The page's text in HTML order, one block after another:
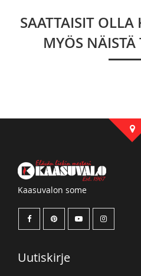
SAATTAISIT
MYÖS NÄISTÄ
Kaasuvalon some
Uutiskirje